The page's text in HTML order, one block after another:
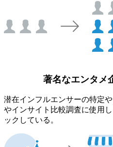
著名なエンタメ
潜在インフルエンサーの特定
やインサイト比較調査に使用
ックしている。